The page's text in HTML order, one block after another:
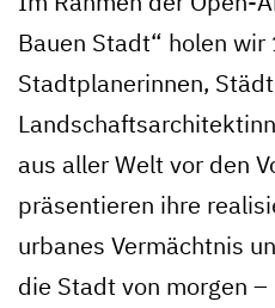
Bauen Stadt“ holen
Stadtplanerinnen,
aus aller Welt vor den
präsentieren ihre
urbanes Vermächtnis
die Stadt von morgen